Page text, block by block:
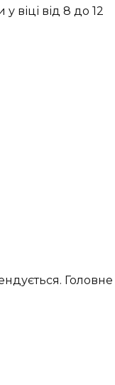
віці від 8 до 12
Головне